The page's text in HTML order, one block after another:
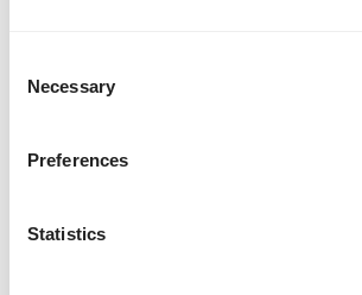
Selection
Necessary
Preferences
Statistics
Qual è il mangime
gattino?